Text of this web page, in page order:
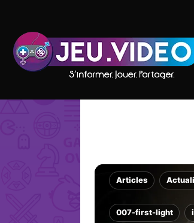
Articles
007-first-light